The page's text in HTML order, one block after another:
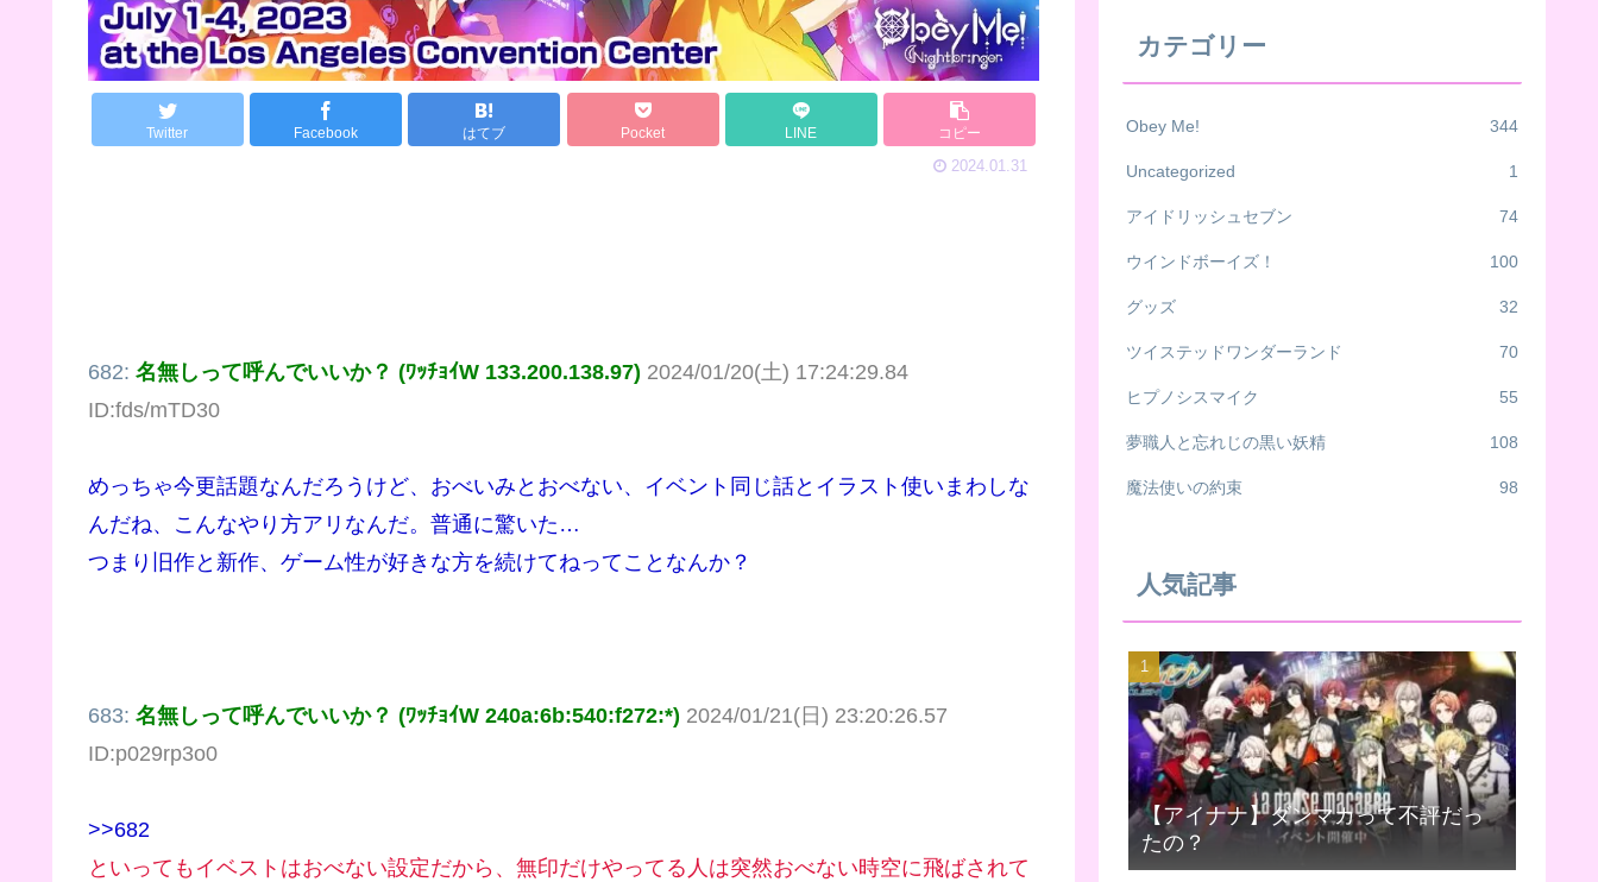
Twitter Facebook はてブ Pocket LINE コピー
2024.01.31
682: 名無しって呼んでいいか？ (ﾜｯﾁｮｲW 133.200.138.97) 2024/01/20(土) 17:24:29.84
ID:fds/mTD30
めっちゃ今更話題なんだろうけど、おべいみとおべない、イベント同じ話とイラスト使いまわしな
んだね、こんなやり方アリなんだ。普通に驚いた…
つまり旧作と新作、ゲーム性が好きな方を続けてねってことなんか？
683: 名無しって呼んでいいか？ (ﾜｯﾁｮｲW 240a:6b:540:f272:*) 2024/01/21(日) 23:20:26.57
ID:p029rp3o0
>>682
といってもイベストはおべない設定だから、無印だけやってる人は突然おべない時空に飛ばされて
カテゴリー
Obey Me! 344
Uncategorized 1
アイドリッシュセブン 74
ウインドボーイズ！ 100
グッズ 32
ツイステッドワンダーランド 70
ヒプノシスマイク 55
夢職人と忘れじの黒い妖精 108
魔法使いの約束 98
人気記事
【アイナナ】ダンマカって不評だっ
たの？